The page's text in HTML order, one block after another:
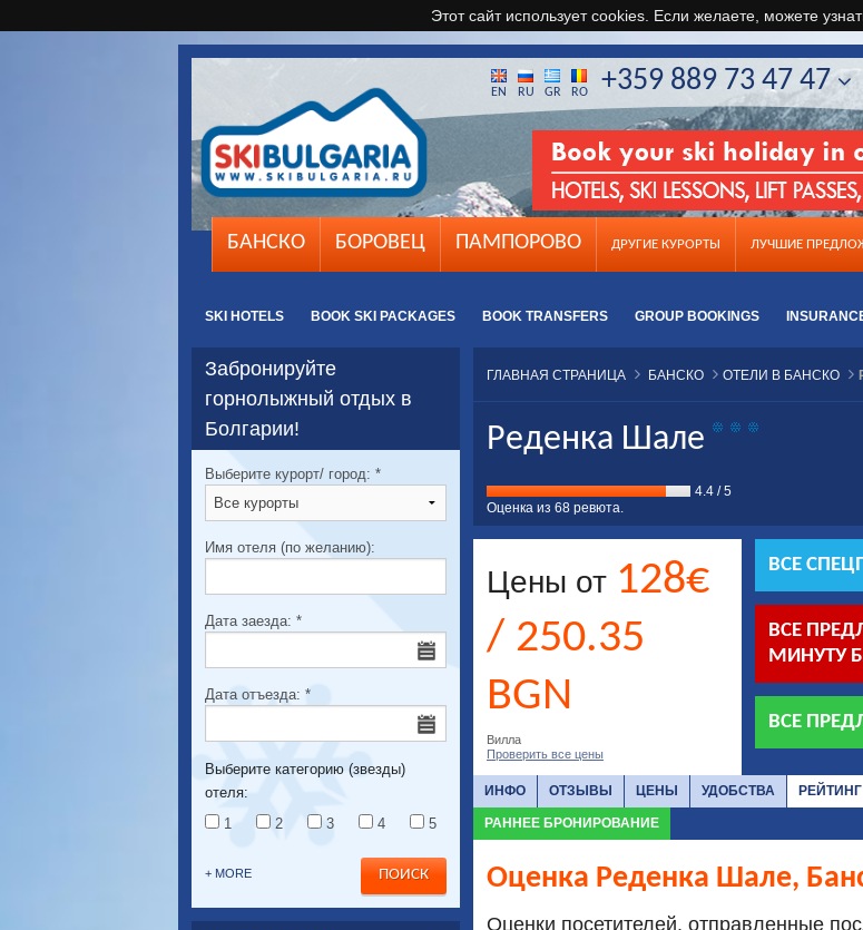
Этот сайт использует cookies. Если желаете, можете
БАНСКО БОРОВЕЦ ПАМПОРОВО ДРУГИЕ КУРОРТЫ ЛУЧШИЕ
SKI HOTELS BOOK SKI PACKAGES BOOK TRANSFERS GROUP BOOKINGS
EN RU GR RO +359 889 73 47 47
ГЛАВНАЯ СТРАНИЦА БАНСКО ОТЕЛИ В БАНСКО
Реденка Шале
4.4 / 5
Оценка из 68 ревюта.
Цены от 128€
/ 250.35
BGN
Вилла
Проверить все цены
ВСЕ
ВСЕ
МИНУТУ
ВСЕ
ИНФО ОТЗЫВЫ ЦЕНЫ УДОБСТВА РЕЙТИНГ
РАННЕЕ БРОНИРОВАНИЕ
Оценка Реденка Шале,
Оценки посетителей, отправленные
Забронируйте
горнолыжный отдых в
Болгарии!
Выберите курорт/ город: *
Имя отеля (по желанию):
Дата заезда: *
Дата отъезда: *
Выберите категорию (звезды)
отеля:
1
2 3 4 5
+ MORE